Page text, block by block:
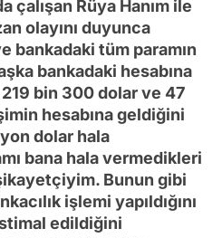
çalışan Rüya Hanım ile
olayını duyunca
bankadaki tüm paramın
bankadaki hesabına
219 bin 300 dolar ve 47
hesabına geldiğini
dolar hala
bana hala vermedikleri
Bunun gibi
işlemi yapıldığını
edildiğini